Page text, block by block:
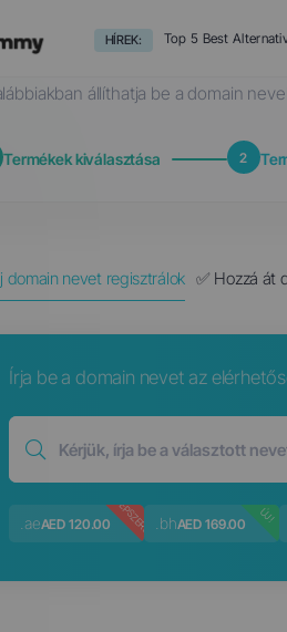
HÍREK: Top 5 Best
választás...
állíthatja be a domain
Termékek kiválasztása 2
domain nevet regisztrálok ✅ Hozzá át
Írja be a domain nevet az
NÉPSZERŰ
.aeAED 120.00 ÚJ!
.bhAED 169.00